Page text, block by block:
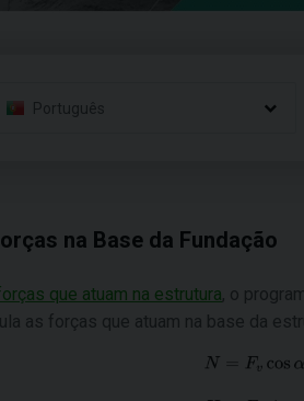
Português
na Base da Fundação
que atuam na estrutura, o
as forças que atuam na base da